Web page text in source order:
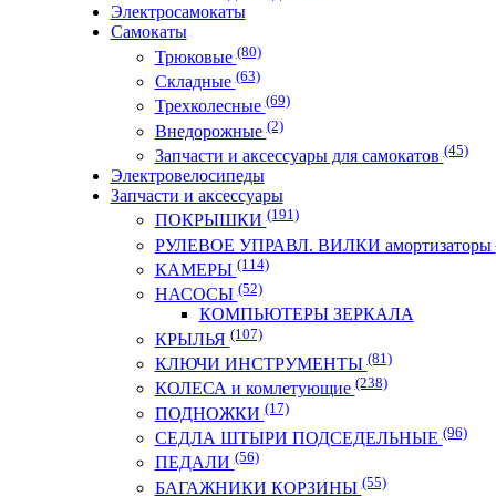
Электросамокаты
Самокаты
Трюковые(80)
Складные(63)
Трехколесные(69)
Внедорожные(2)
Запчасти и аксессуары для самокатов(45)
Электровелосипеды
Запчасти и аксессуары
ПОКРЫШКИ(191)
РУЛЕВОЕ УПРАВЛ. ВИЛКИ амортизаторы
КАМЕРЫ(114)
НАСОСЫ(52)
КОМПЬЮТЕРЫ ЗЕРКАЛА
КРЫЛЬЯ(107)
КЛЮЧИ ИНСТРУМЕНТЫ(81)
КОЛЕСА и комлетующие(238)
ПОДНОЖКИ(17)
СЕДЛА ШТЫРИ ПОДСЕДЕЛЬНЫЕ(96)
ПЕДАЛИ(56)
БАГАЖНИКИ КОРЗИНЫ(55)